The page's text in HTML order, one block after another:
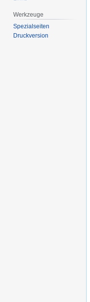
Werkzeuge
Spezialseiten
Druckversion